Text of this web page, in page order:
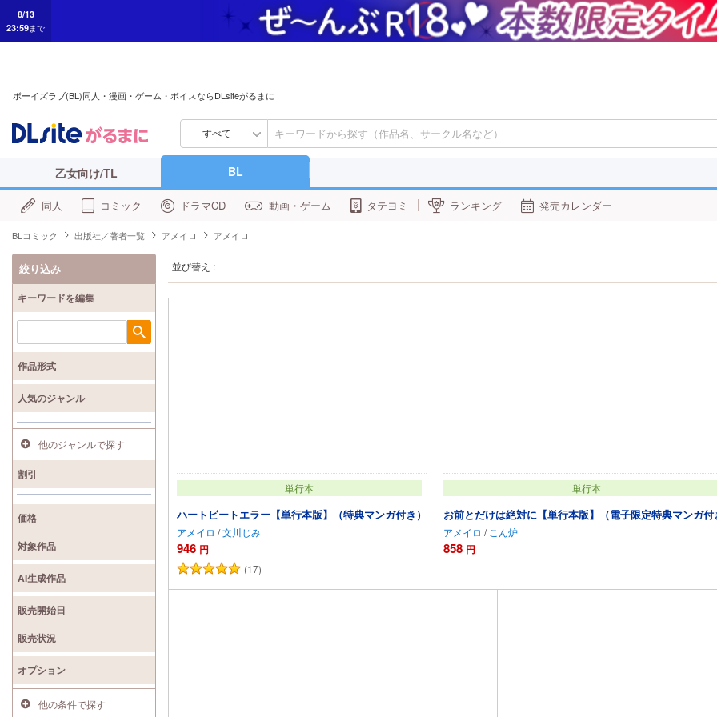
8/13
23:59まで
ボーイズラブ(BL)同人・漫画・ゲーム・ボイスならDLsiteがるまに
すべて
乙女向け/TL BL
同人 コミック ドラマCD 動画・ゲーム タテヨミ ランキング 発売カレンダー
BLコミック 出版社／著者一覧 アメイロ アメイロ
並び替え :
単行本
ハートビートエラー【単行本版】（特典マンガ付き）
アメイロ /文川じみ
946 円
(17)
単行本
お前とだけは絶対に【単行本版】（電子限定特典マンガ付
アメイロ / こん炉
858 円
絞り込み
キーワードを編集
検索
作品形式
人気のジャンル
他のジャンルで探す
割引
価格
対象作品
AI生成作品
販売開始日
販売状況
オプション
他の条件で探す